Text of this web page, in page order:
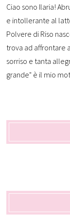
Ciao sono Ilaria!
e intollerante al
Polvere di Riso
trova ad affrontare
sorriso e tanta
grande" è il mio